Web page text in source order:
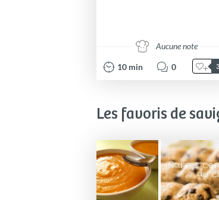
Aucune note
10 min 0
Les favoris de